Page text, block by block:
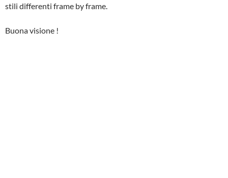
stili differenti frame by frame.
Buona visione !